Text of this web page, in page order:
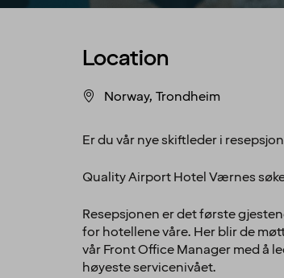
Location
Norway, Trondheim
Er du vår nye skiftleder i
Quality Airport Hotel Værnes
Resepsjonen er det første
for hotellene våre. Her blir de
vår Front Office Manager med å
høyeste servicenivået.